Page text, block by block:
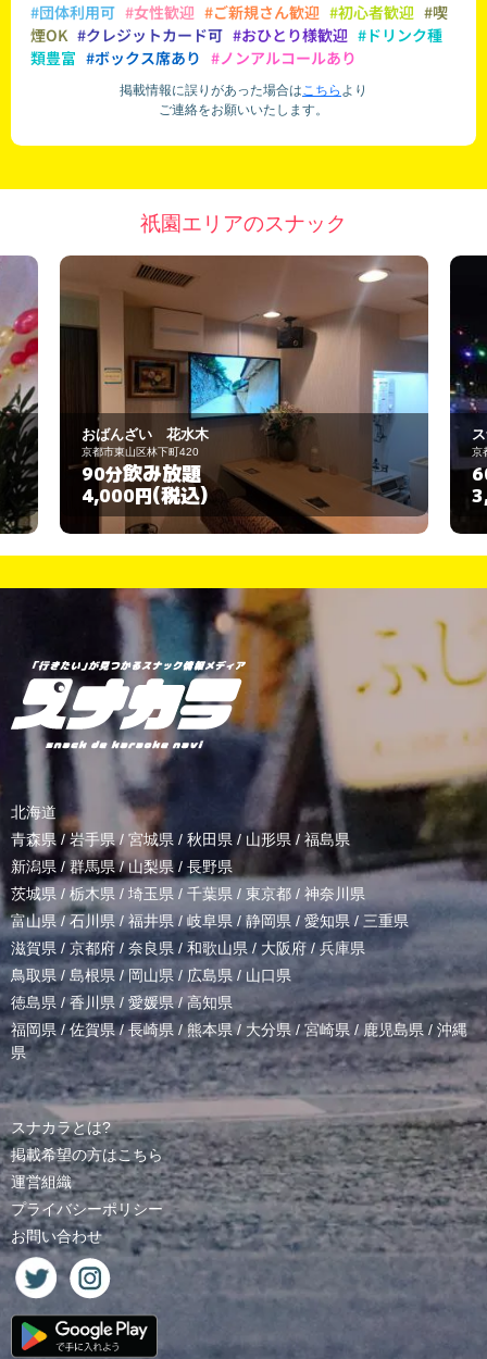
#団体利用可 #女性歓迎 #ご新規さん歓迎 #初心者歓迎 #喫
煙OK #クレジットカード可 #おひとり様歓迎 #ドリンク種
類豊富 #ボックス席あり #ノンアルコールあり
掲載情報に誤りがあった場合はこちら より
ご連絡をお願いいたします。
祇園エリアのスナック
スナック 愛登(ダン)
京都市東山区祇園新橋林下町419
60分飲み放題
3,000円(税込)
北海道
青森県 / 岩手県/ 宮城県 / 秋田県 / 山形県/ 福島県
新潟県 /群馬県/山梨県 / 長野県
茨城県 / 栃木県 / 埼玉県 / 千葉県 / 東京都 / 神奈川県
富山県 /石川県/福井県/岐阜県 / 静岡県 / 愛知県 / 三重県
滋賀県 / 京都府 / 奈良県 / 和歌山県/ 大阪府 /兵庫県
鳥取県/ 島根県 /岡山県/ 広島県 / 山口県
徳島県 /香川県 / 愛媛県/高知県
福岡県/佐賀県/長崎県 /熊本県/ 大分県/宮崎県 /鹿児島県 / 沖縄
県
スナカラとは?
掲載希望の方はこちら
運営組織
プライバシーポリシー
お問い合わせ